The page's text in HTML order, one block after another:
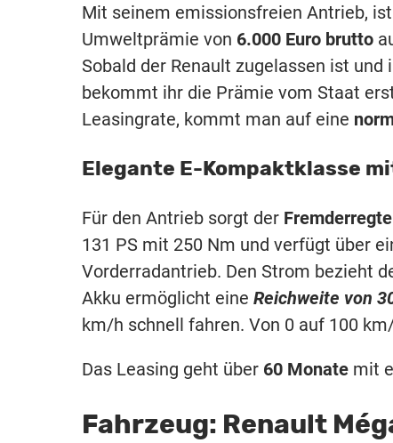
Mit seinem emissionsfreien Antrieb,
Umweltprämie von 6.000 Euro brutto
Sobald der Renault zugelassen ist
bekommt ihr die Prämie vom Staat
Leasingrate, kommt man auf eine
Elegante E-Kompaktklasse
Für den Antrieb sorgt der
131 PS mit 250 Nm und verfügt über
Vorderradantrieb. Den Strom bezieht
Akku ermöglicht eine Reichweite von
km/h schnell fahren. Von 0 auf 100
Das Leasing geht über 60 Monate mit
Fahrzeug: Renault